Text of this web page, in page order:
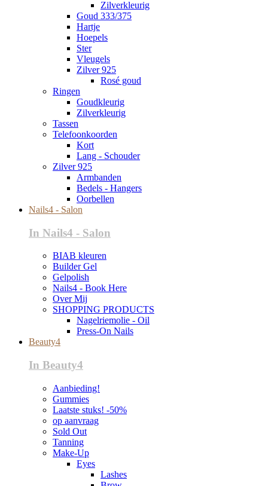
Zilverkleurig
Goud 333/375
Hartje
Hoepels
Ster
Vleugels
Zilver 925
Rosé goud
Ringen
Goudkleurig
Zilverkleurig
Tassen
Telefoonkoorden
Kort
Lang - Schouder
Zilver 925
Armbanden
Bedels - Hangers
Oorbellen
Nails4 - Salon
In Nails4 - Salon
BIAB kleuren
Builder Gel
Gelpolish
Nails4 - Book Here
Over Mij
SHOPPING PRODUCTS
Nagelriemolie - Oil
Press-On Nails
Beauty4
In Beauty4
Aanbieding!
Gummies
Laatste stuks! -50%
op aanvraag
Sold Out
Tanning
Make-Up
Eyes
Lashes